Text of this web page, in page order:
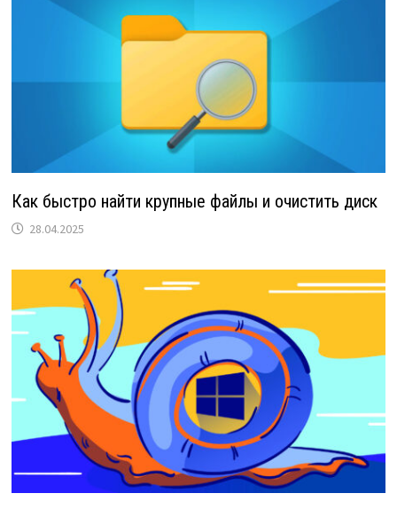
Как быстро найти крупные файлы и очистить диск
28.04.2025